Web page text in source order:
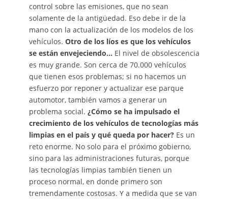
control sobre las emisiones, que no sean
solamente de la antigüedad. Eso debe ir de la
mano con la actualización de los modelos de los
vehículos. Otro de los líos es que los vehículos
se están envejeciendo… El nivel de obsolescencia
es muy grande. Son cerca de 70.000 vehículos
que tienen esos problemas; si no hacemos un
esfuerzo por reponer y actualizar ese parque
automotor, también vamos a generar un
problema social. ¿Cómo se ha impulsado el
crecimiento de los vehículos de tecnologías más
limpias en el país y qué queda por hacer?Es un
reto enorme. No solo para el próximo gobierno,
sino para las administraciones futuras, porque
las tecnologías limpias también tienen un
proceso normal, en donde primero son
tremendamente costosas. Y a medida que se van